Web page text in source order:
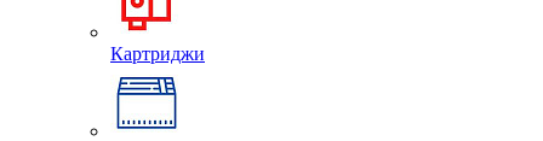
Картриджи